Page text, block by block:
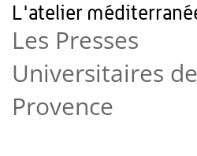
L'atelier
Les Presses
Universitaires de
Provence